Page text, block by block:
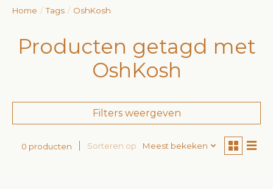
Home / Tags / OshKosh
Producten getagd met
OshKosh
Filters weergeven
0 producten Sorteren op Meest bekeken